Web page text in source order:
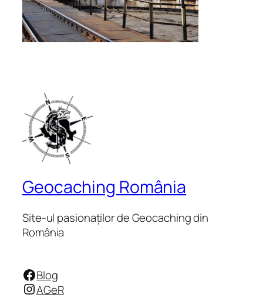
Geocaching România
Site-ul pasionaților de Geocaching din
România
Facebook
Instagram
Blog
AGeR